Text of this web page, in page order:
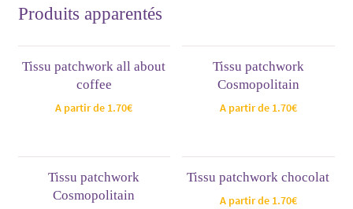
Produits apparentés
Tissu patchwork all about
coffee
A partir de 1.70€
Tissu patchwork
Cosmopolitain
A partir de 1.70€
Tissu patchwork
Cosmopolitain
Tissu patchwork chocolat
A partir de 1.70€